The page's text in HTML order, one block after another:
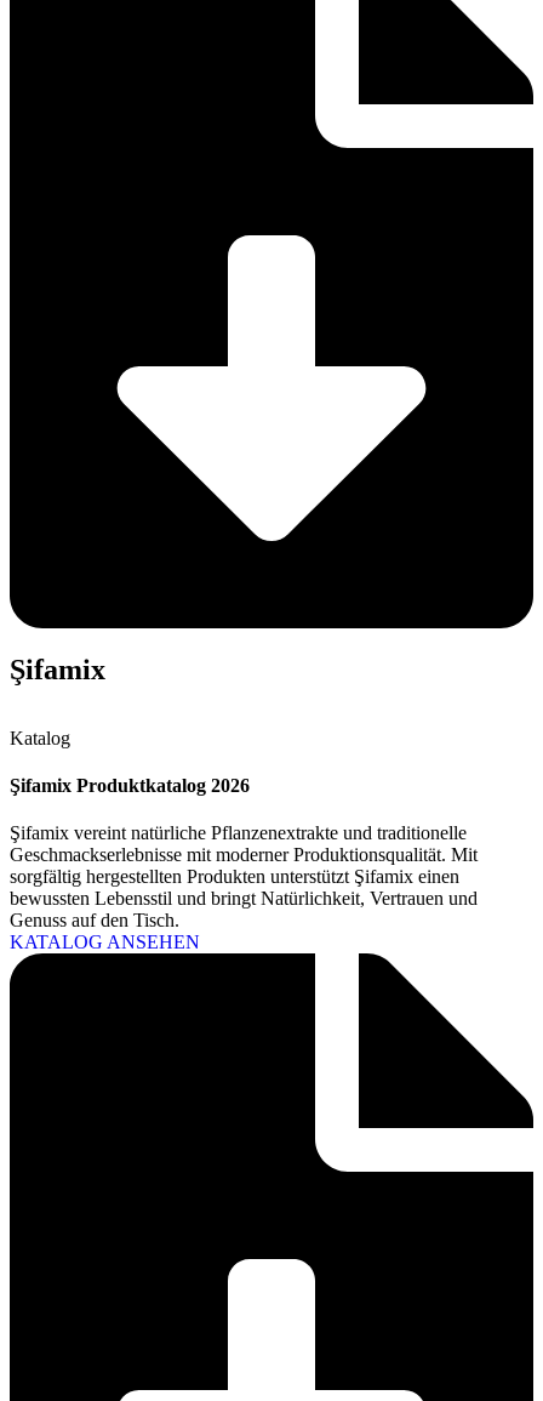
Şifamix
Katalog
Şifamix Produktkatalog 2026
Şifamix vereint natürliche Pflanzenextrakte und traditionelle
Geschmackserlebnisse mit moderner Produktionsqualität. Mit
sorgfältig hergestellten Produkten unterstützt Şifamix einen
bewussten Lebensstil und bringt Natürlichkeit, Vertrauen und
Genuss auf den Tisch.
KATALOG ANSEHEN